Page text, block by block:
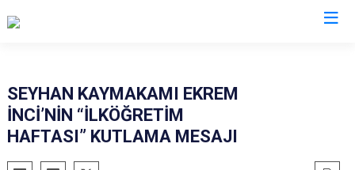
Aladağ
SEYHAN KAYMAKAMI EKREM
İNCİ’NİN “İLKÖĞRETİM
HAFTASI” KUTLAMA MESAJI